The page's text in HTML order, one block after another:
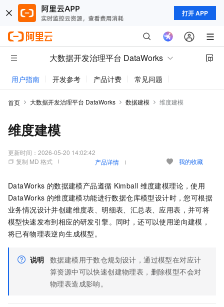
打开 APP
大数据开发治理平台 DataWorks
用户指南 开发参考 产品计费 常见问题
首页 大数据开发治理平台 DataWorks 数据建模 维度建模
维度建模
更新时间： 2026-05-20 14:02:42
复制 MD 格式
产品详情 我的收藏
DataWorks 的数据建模产品遵循 Kimball 维度建模理论，使用
DataWorks 的维度建模功能进行数据仓库模型设计时，您可根据
业务情况设计并创建维度表、明细表、汇总表、应用表，并可将
模型快速发布到相应的研发引擎。同时，还可以使用逆向建模，
将已有物理表逆向生成模型。
说明 数据建模用于数仓规划设计，通过模型在对应计
算资源中可以快速创建物理表，删除模型不会对
物理表造成影响。